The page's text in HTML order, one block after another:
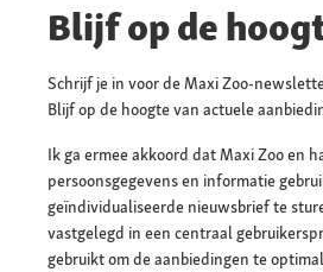
Blijf op de
Schrijf je in voor de Maxi Zoo-
Blijf op de hoogte van actuele
Ik ga ermee akkoord dat Maxi Zoo en
persoonsgegevens en informatie
geïndividualiseerde nieuwsbrief te
vastgelegd in een centraal
gebruikt om de aanbiedingen te